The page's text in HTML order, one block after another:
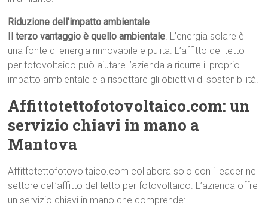
Riduzione dell’impatto ambientale
Il terzo vantaggio è quello ambientale. L’energia solare è
una fonte di energia rinnovabile e pulita. L’affitto del tetto
per fotovoltaico può aiutare l’azienda a ridurre il proprio
impatto ambientale e a rispettare gli obiettivi di sostenibilità.
Affittotettofotovoltaico.com: un
servizio chiavi in mano a
Mantova
Affittotettofotovoltaico.com collabora solo con i leader nel
settore dell’affitto del tetto per fotovoltaico. L’azienda offre
un servizio chiavi in mano che comprende: